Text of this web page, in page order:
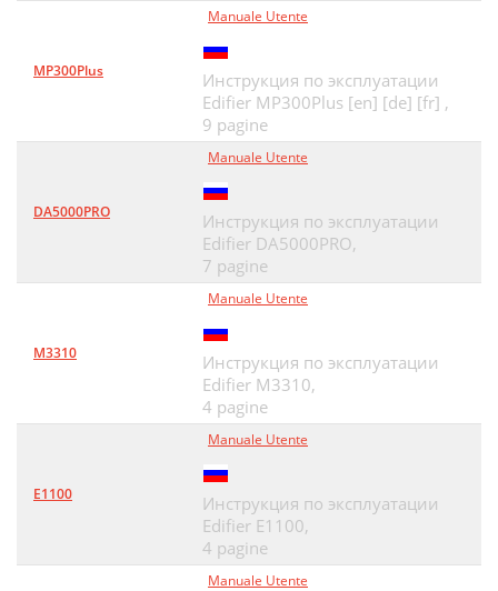
MP300Plus
Manuale Utente
Инструкция по эксплуатации
Edifier MP300Plus [en] [de] [fr] ,
9 pagine
DA5000PRO
Manuale Utente
Инструкция по эксплуатации
Edifier DA5000PRO,
7 pagine
M3310
Manuale Utente
Инструкция по эксплуатации
Edifier M3310,
4 pagine
E1100
Manuale Utente
Инструкция по эксплуатации
Edifier E1100,
4 pagine
Manuale Utente